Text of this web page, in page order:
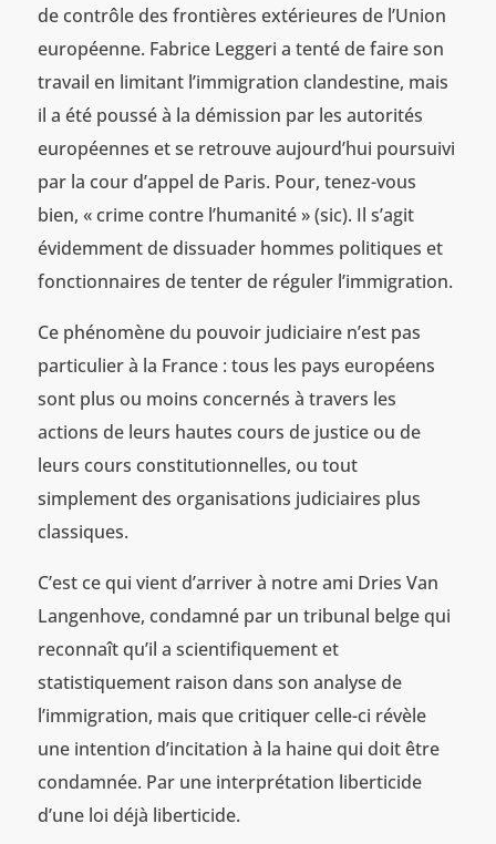
de contrôle des frontières extérieures de l’Union
européenne. Fabrice Leggeri a tenté de faire son
travail en limitant l’immigration clandestine, mais
il a été poussé à la démission par les autorités
européennes et se retrouve aujourd’hui poursuivi
par la cour d’appel de Paris. Pour, tenez-vous
bien, « crime contre l’humanité » (sic). Il s’agit
évidemment de dissuader hommes politiques et
fonctionnaires de tenter de réguler l’immigration.
Ce phénomène du pouvoir judiciaire n’est pas
particulier à la France : tous les pays européens
sont plus ou moins concernés à travers les
actions de leurs hautes cours de justice ou de
leurs cours constitutionnelles, ou tout
simplement des organisations judiciaires plus
classiques.
C’est ce qui vient d’arriver à notre ami Dries Van
Langenhove, condamné par un tribunal belge qui
reconnaît qu’il a scientifiquement et
statistiquement raison dans son analyse de
l’immigration, mais que critiquer celle-ci révèle
une intention d’incitation à la haine qui doit être
condamnée. Par une interprétation liberticide
d’une loi déjà liberticide.